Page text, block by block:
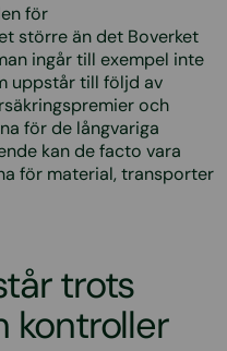
för
större än det Boverket
ingår till exempel inte
uppstår till följd av
och
för de långvariga
kan de facto vara
för material, transporter
trots
kontroller